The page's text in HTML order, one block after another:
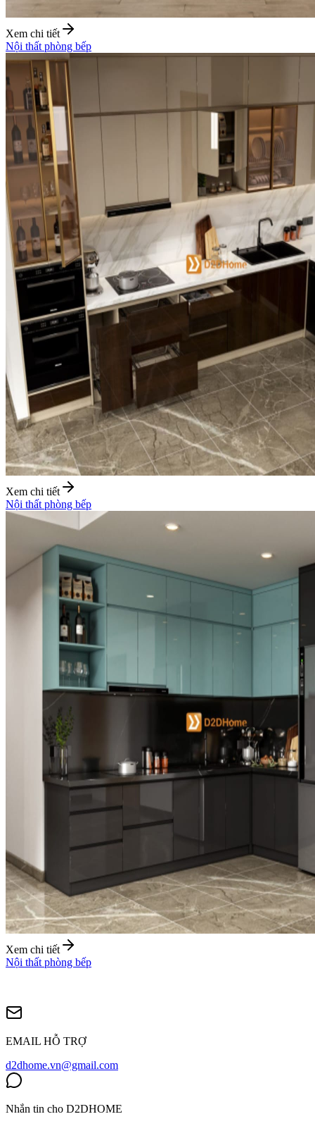
Xem chi tiết
Nội thất phòng bếp
Xem chi tiết
Nội thất phòng bếp
Xem chi tiết
Nội thất phòng bếp
EMAIL HỖ TRỢ
d2dhome.vn@gmail.com
Nhắn tin cho D2DHOME